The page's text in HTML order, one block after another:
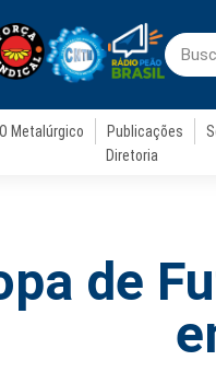
Metalúrgico Publicações
Diretoria
de